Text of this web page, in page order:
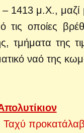
1413 μ.Χ., μαζί
οποίες
τμήματα της
ναό της
Ταχύ